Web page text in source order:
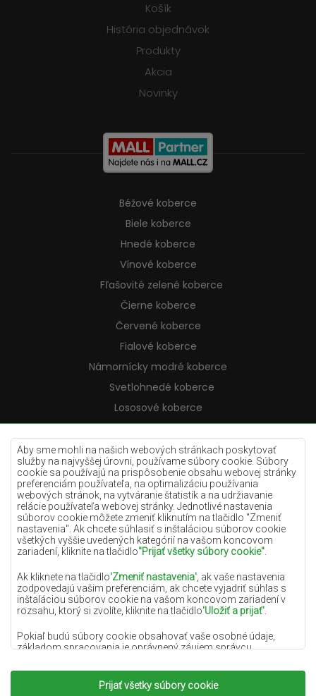
Aby sme mohli na našich webových stránkach poskytovať
služby na najvyššej úrovni, používame súbory cookie. Súbory
cookie sa používajú na prispôsobenie obsahu webovej stránky
preferenciám používateľa, na optimalizáciu používania
webových stránok, na vytváranie štatistík a na udržiavanie
relácie používateľa webovej stránky. Jednotlivé nastavenia
súborov cookie môžete zmeniť kliknutím na tlačidlo "Zmeniť
nastavenia". Ak chcete súhlasiť s inštaláciou súborov cookie
všetkých vyššie uvedených kategórií na vašom koncovom
zariadení, kliknite na tlačidlo"Prijať všetky súbory cookie"
Ak kliknete na tlačidlo'Zmeniť nastavenia' , ak vaše nastavenia
zodpovedajú vašim preferenciám, ak chcete vyjadriť súhlas s
inštaláciou súborov cookie na vašom koncovom zariadení v
rozsahu, ktorý si zvolíte, kliknite na tlačidlo'Uložiť a prijať'
Pokiaľ budú súbory cookie obsahovať vaše osobné údaje,
základom spracovania je oprávnený záujem správcu
podobe poskytovania vysokokvalitných služieb na našej
webovej stránke a marketingových aktivít správcu osobných
údajov a jeho dôveryhodných partnerov.
Prijať všetky súbory cookie
Košík
História objednávok
Produkty
Akcia
Novinky
Béžové koberce
Biele koberce
Hnedé koberce
Vínové koberce
Fľašovité zelené koberce
Čierne koberce
Červené koberce
Fialové koberce
Námornícky modré koberce
Svetlohnedé koberce
Lososové koberce
Krémové koberce
Lilac koberce
Žlté koberce
Mätové koberce
Modré koberce
Oranžové koberce
Ružové koberce
Šedé koberce
Terakotové koberce
Zelené koberce
Zlaté koberce
Copyright 2022Koberce Chemex.Všetky práva